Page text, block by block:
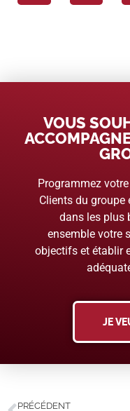
VOUS
Programmez
Clients du groupe
dans les plus
ensemble votre
objectifs et établir
JE
PRÉCÉDENT